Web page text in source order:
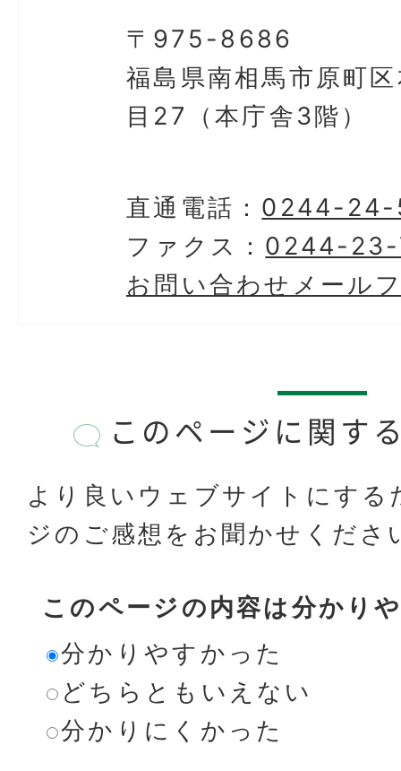
〒975-8686
福島県南相馬市原町
目27（本庁舎3階）
直通電話： 0244-24-
ファクス： 0244-
お問い合わせメール
このページに関す
より良いウェブサイトにする
ジのご感想をお聞かせくださ
このページの内容は分かり
分かりやすかった
どちらともいえない
分かりにくかった